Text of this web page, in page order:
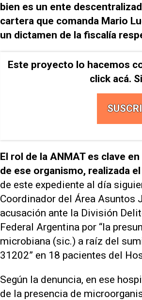
bien es un ente
cartera que comanda Mario
un dictamen de la fiscalía
Este proyecto lo hacemos
click acá.
El rol de la ANMAT es clave
de ese organismo, realizada
de este expediente al día
Coordinador del Área Asuntos
acusación ante la División
Federal Argentina por “la
microbiana (sic.) a raíz del
31202” en 18 pacientes del
Según la denuncia, en ese
de la presencia de